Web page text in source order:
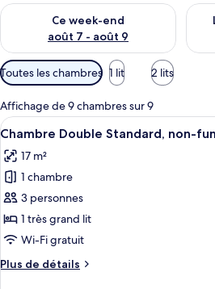
Ce week-end
août 7 - août 9
Vérifier la disponibilité pour ce
Filtres
disponibles
pour
les
chambres
Toutes les chambres 1 lit 2 lits
Affichage de 9 chambres sur 9
Afficher
toutes
les
photos
pour
ce
type
chambre :
Une
6
Chambre Double Standard, non-
17 m²
1 chambre
3 personnes
1 très grand lit
Wi-Fi gratuit
Plus de détails
Plus